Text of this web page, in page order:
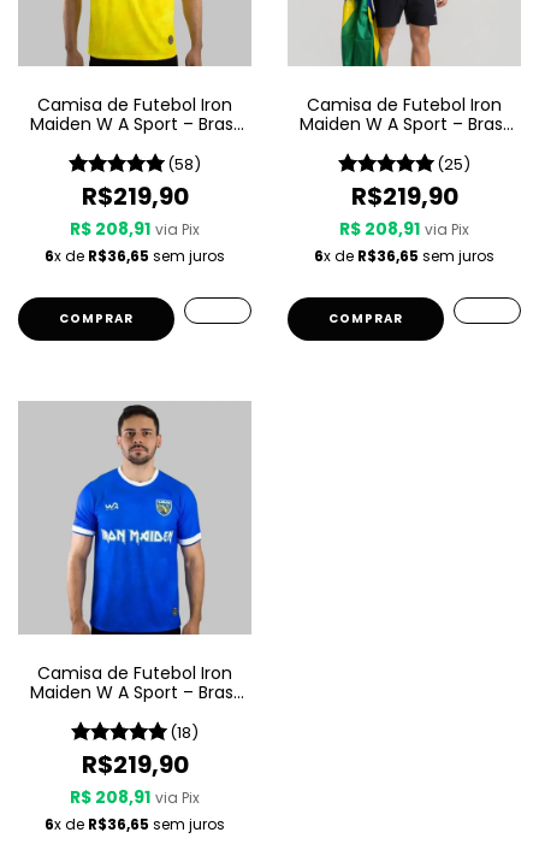
Camisa de Futebol Iron
Maiden W A Sport – Brasil
(58)
R$219,90
R$ 208,91 via Pix
6x de R$36,65 sem juros
COMPRAR
Camisa de Futebol Iron
Maiden W A Sport – Brasil
(25)
R$219,90
R$ 208,91 via Pix
6x de R$36,65 sem juros
COMPRAR
Camisa de Futebol Iron
Maiden W A Sport – Brasil
(18)
R$219,90
R$ 208,91 via Pix
6x de R$36,65 sem juros